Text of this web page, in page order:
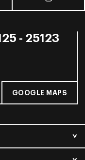
- 25123
GOOGLE MAPS